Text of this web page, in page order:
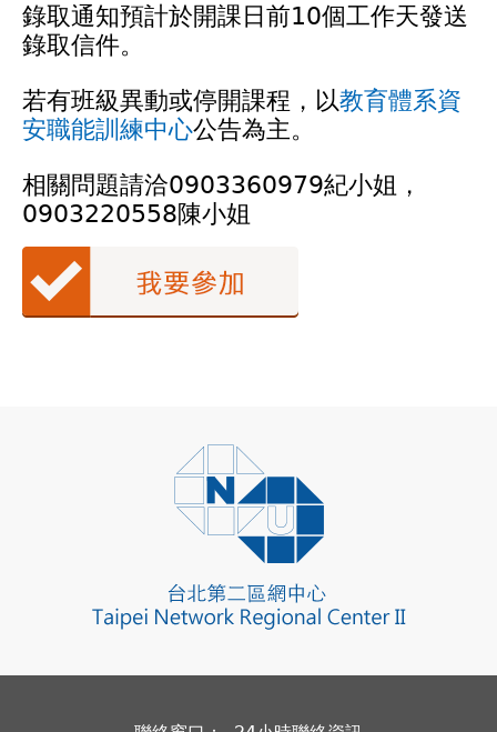
錄取通知預計於開課日前10個工作天發送
錄取信件。
若有班級異動或停開課程，以教育體系資
安職能訓練中心公告為主。
相關問題請洽0903360979紀小姐，
0903220558陳小姐